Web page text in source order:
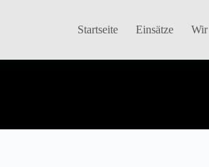
Startseite Einsätze Wir